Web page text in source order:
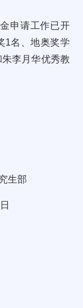
申请工作已开
1名、地奥奖学
李月华优秀教
生部
日